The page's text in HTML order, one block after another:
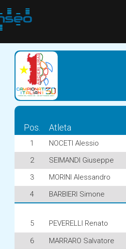
Pos.
Atleta
1 NOCETI Alessio
2 SEIMANDI Giuseppe
3 MORINI Alessandro
4 BARBIERI Simone
5 PEVERELLI Renato
6 MARRARO Salvatore